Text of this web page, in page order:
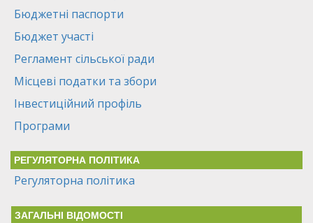
Бюджетні паспорти
Бюджет участі
Регламент сільської ради
Місцеві податки та збори
Інвестиційний профіль
Програми
РЕГУЛЯТОРНА ПОЛІТИКА
Регуляторна політика
ЗАГАЛЬНІ ВІДОМОСТІ